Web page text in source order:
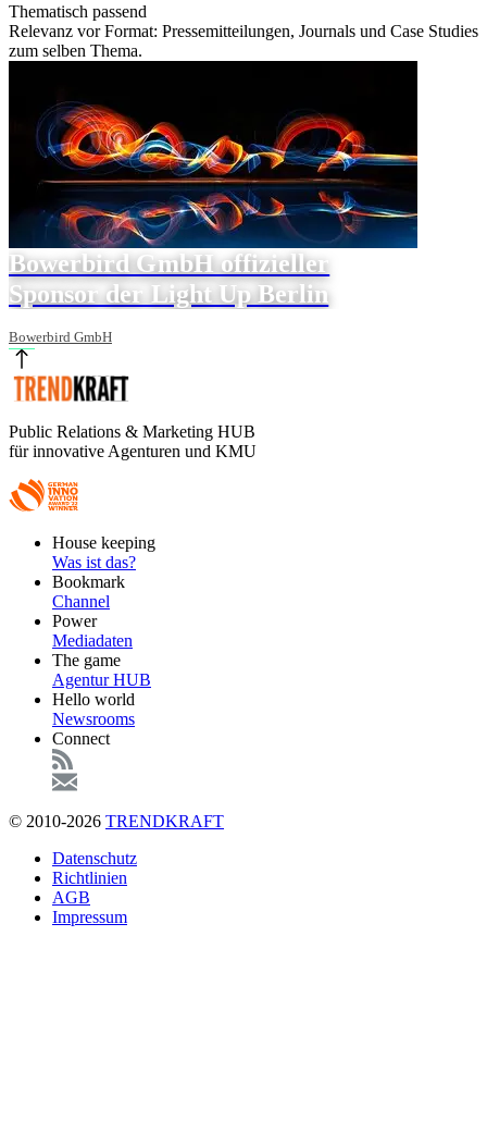
Thematisch passend
Relevanz vor Format: Pressemitteilungen, Journals und Case Studies
zum selben Thema.
Bowerbird GmbH offizieller
Sponsor der Light Up Berlin
Bowerbird GmbH
Public Relations & Marketing HUB
für innovative Agenturen und KMU
FooterHouse keeping
Was ist das?
Bookmark
Channel
Power
Mediadaten
The game
Agentur HUB
Hello world
Newsrooms
Connect
© 2010-2026 TRENDKRAFT
FußzeileDatenschutz
Richtlinien
AGB
Impressum